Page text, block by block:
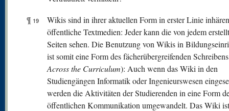
¶ 19
Wikis sind in ihrer aktuellen Form in erster Linie
öffentliche Textmedien: Jeder kann die von jedem
Seiten sehen. Die Benutzung von Wikis in
ist somit eine Form des fächerübergreifenden
Across the Curriculum): Auch wenn das Wiki in den
Studiengängen Informatik oder Ingenieurswesen
werden die Aktivitäten der Studierenden in eine Form
öffentlichen Kommunikation umgewandelt. Das Wiki